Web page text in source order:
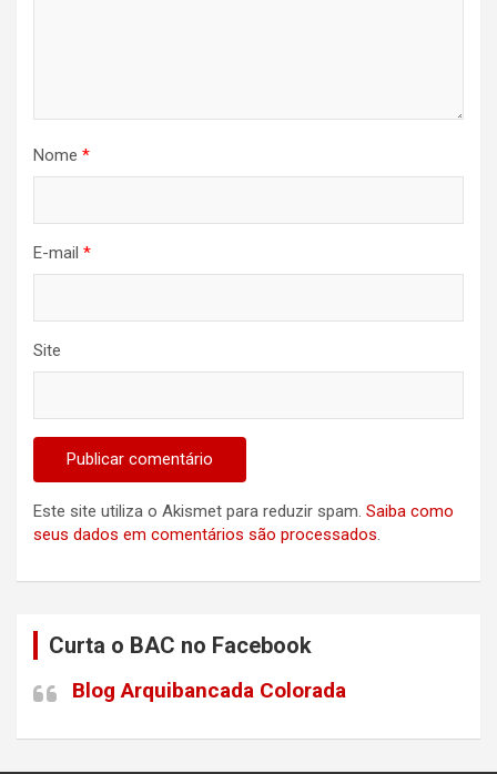
Nome *
E-mail *
Site
Este site utiliza o Akismet para reduzir spam. Saiba como
seus dados em comentários são processados.
Curta o BAC no Facebook
Blog Arquibancada Colorada